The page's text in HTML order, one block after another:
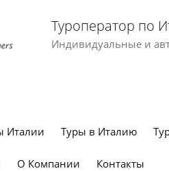
Туроператор по
Индивидуальные и
Италии Туры в Италию
О Компании Контакты